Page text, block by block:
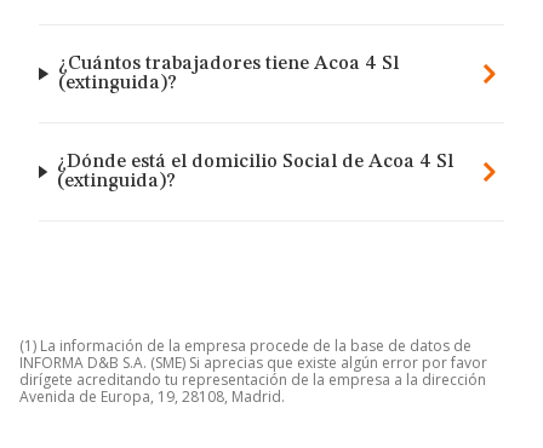
¿Cuántos trabajadores tiene Acoa 4 Sl
(extinguida)?
¿Dónde está el domicilio Social de Acoa 4 Sl
(extinguida)?
(1) La información de la empresa procede de la base de datos de
INFORMA D&B S.A. (SME) Si aprecias que existe algún error por favor
dirígete acreditando tu representación de la empresa a la dirección
Avenida de Europa, 19, 28108, Madrid.